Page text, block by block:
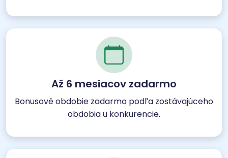
Až 6 mesiacov zadarmo
Bonusové obdobie zadarmo podľa zostávajúceho
obdobia u konkurencie.